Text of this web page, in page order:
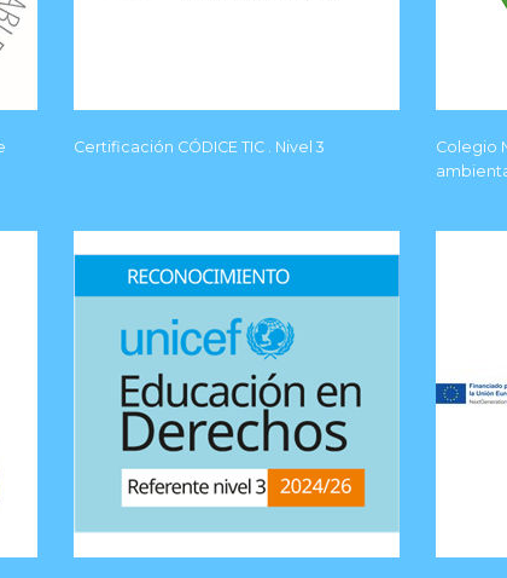
Certificación CÓDICE TIC . Nivel 3
Colegio